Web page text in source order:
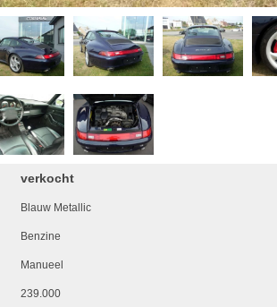
verkocht
Blauw Metallic
Benzine
Manueel
239.000